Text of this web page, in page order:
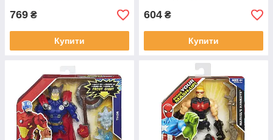
769 ₴
Купити
604 ₴
Купити